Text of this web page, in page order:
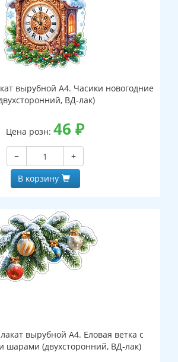
вырубной А4. Часики новогодние
ВД-лак)
Цена розн: 46 ₽
−
+
В корзину
вырубной А4. Еловая ветка с
шарами (двухсторонний, ВД-лак)